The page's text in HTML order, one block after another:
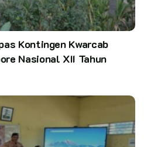
Kontingen Kwarcab
Nasional XII Tahun